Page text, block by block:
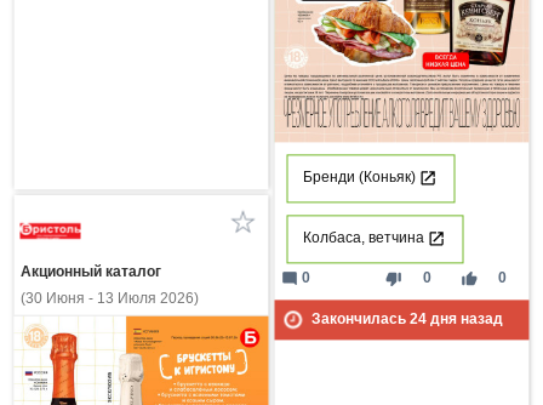
Бренди (Коньяк)
Колбаса, ветчина
thumb_down 0 thumb_up 0
mode_comment 0
Закончилась 24дня назад
Акционный каталог
(30 Июня - 13 Июля 2026)